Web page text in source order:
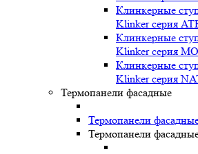
Клинкерные
Klinker серия
Клинкерные
Klinker серия
Клинкерные
Klinker серия
Термопанели фасадные
Термопанели
Термопанели